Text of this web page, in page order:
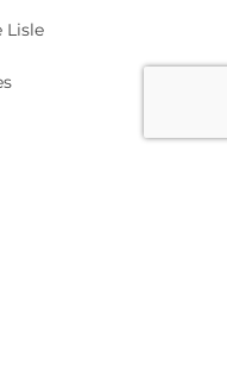
Lisle